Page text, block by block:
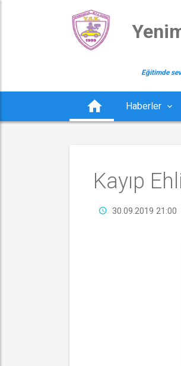
Eğitimde
Haberler
Kayıp
30.09.2019 21:00